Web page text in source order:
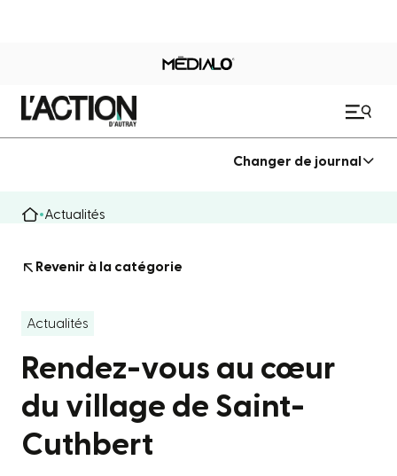
Changer de journal
Actualités
Revenir à la catégorie
Actualités
Rendez-vous au cœur
du village de Saint-
Cuthbert